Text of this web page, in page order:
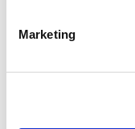
Marketing
Unsere Partner